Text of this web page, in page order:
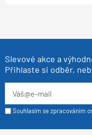
Slevové akce a
Přihlaste si odběr,
Souhlasím se zpracováním